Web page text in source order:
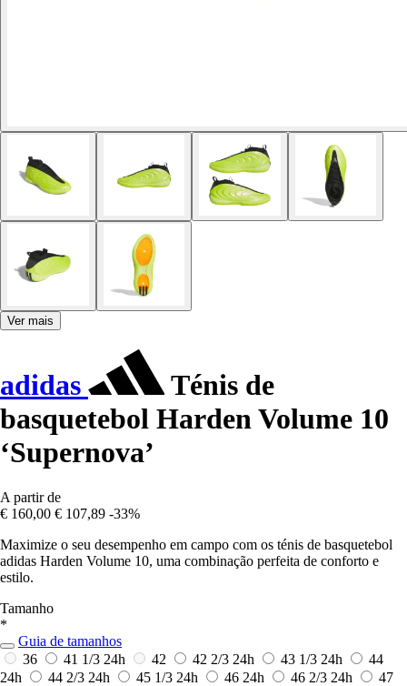
Ver mais
adidas
Ténis de
basquetebol Harden Volume 10
‘Supernova’
A partir de
€ 160,00 € 107,89 -33%
Maximize o seu desempenho em campo com os ténis de basquetebol
adidas Harden Volume 10, uma combinação perfeita de conforto e
estilo.
Tamanho
*
Guia de tamanhos
36
41 1/3 24h 42 42 2/3 24h 43 1/3 24h
44
24h
44 2/3 24h 45 1/3 24h 46 24h 46 2/3 24h 47